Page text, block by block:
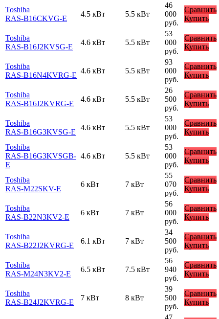
Toshiba
RAS-B16CKVG-E
4.5 кВт 5.5 кВт
46
000
руб.
Сравнить
Купить
Toshiba
RAS-B16J2KVSG-E
4.6 кВт 5.5 кВт
53
000
руб.
Сравнить
Купить
Toshiba
RAS-B16N4KVRG-E
4.6 кВт 5.5 кВт
93
000
руб.
Сравнить
Купить
Toshiba
RAS-B16J2KVRG-E
4.6 кВт 5.5 кВт
26
500
руб.
Сравнить
Купить
Toshiba
RAS-B16G3KVSG-E
4.6 кВт 5.5 кВт
53
000
руб.
Сравнить
Купить
Toshiba
RAS-B16G3KVSGB-
E
4.6 кВт 5.5 кВт
53
000
руб.
Сравнить
Купить
Toshiba
RAS-M22SKV-E
6 кВт 7 кВт
55
070
руб.
Сравнить
Купить
Toshiba
RAS-B22N3KV2-E
6 кВт 7 кВт
56
000
руб.
Сравнить
Купить
Toshiba
RAS-B22J2KVRG-E
6.1 кВт 7 кВт
34
500
руб.
Сравнить
Купить
Toshiba
RAS-M24N3KV2-E
6.5 кВт 7.5 кВт
56
940
руб.
Сравнить
Купить
Toshiba
RAS-B24J2KVRG-E
7 кВт 8 кВт
39
500
руб.
Сравнить
Купить
47